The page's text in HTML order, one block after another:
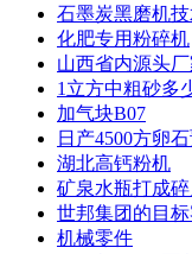
石墨炭黑磨机
化肥专用粉碎机
山西省内源头
1立方中粗砂多
加气块B07
日产4500方卵
湖北高钙粉机
矿泉水瓶打成
世邦集团的目
机械零件